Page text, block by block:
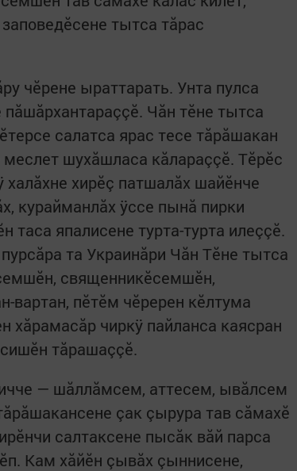
тытса тăрас
чĕрене ыраттарать. Унта пулса
Чăн тĕне тытса
салатса ярас тесе тăрăшакан
шухăшласа кăлараççĕ. Тĕрĕс
халăхне хирĕç патшалăх шайĕнче
курайманлăх ÿссе пынă пирки
таса япалисене турта-турта илеççĕ.
та Украинăри Чăн Тĕне тытса
священникĕсемшĕн,
вартан, пĕтĕм чĕререн кĕлтума
хăрамасăр чиркÿ пайланса каясран
тăрашаççĕ.
— шăллăмсем, аттесем, ывăлсем
çак çырура тав сăмахĕ
салтаксене пысăк вăй парса
Кам хăйĕн çывăх çыннисене,